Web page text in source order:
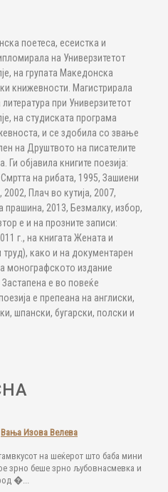
поетеса, есеистка и
на Универзитетот
на групата Македонска
книжевности. Магистрирала
при Универзитетот
на студиската програма
и се здобила со звање
на Друштвото на писателите
објавила книгите поезија:
на рибата, 1995, Зашиени
Плач во кутија, 2007,
прашина, 2013, Безмалку, избор,
е и на прозните записи:
г., на книгата Жената и
труд), како и на документарен
монографското издание
е во повеќе
е препеана на англиски,
шпански, бугарски, полски и
Вања Изова Велева
на шеќерот што баба мини
зрно беше зрно љубовнасмевка и
�...